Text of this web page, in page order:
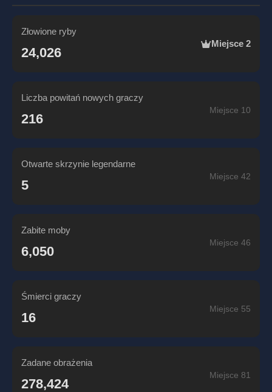
Złowione ryby
24,026
Miejsce 2
Liczba powitań nowych graczy
216
Miejsce 10
Otwarte skrzynie legendarne
5
Miejsce 42
Zabite moby
6,050
Miejsce 46
Śmierci graczy
16
Miejsce 55
Zadane obrażenia
278,424
Miejsce 81